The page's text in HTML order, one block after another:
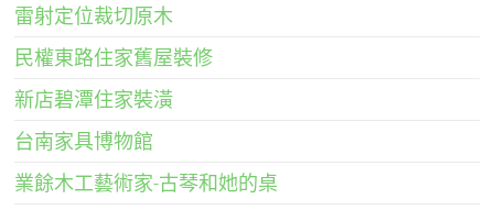
雷射定位裁切原木
民權東路住家舊屋裝修
新店碧潭住家裝潢
台南家具博物館
業餘木工藝術家-古琴和她的桌